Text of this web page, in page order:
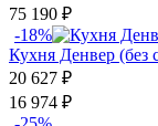
75 190 ₽
-18%
Кухня Денвер
20 627 ₽
16 974 ₽